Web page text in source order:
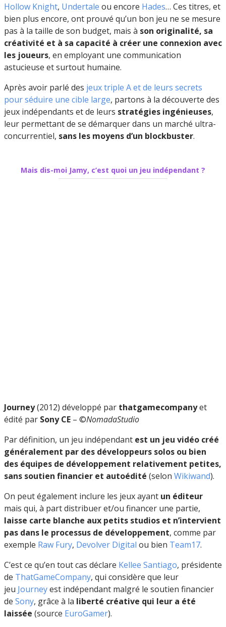
Hollow Knight, Undertale ou encore Hades… Ces titres, et
bien plus encore, ont prouvé qu’un bon jeu ne se mesure
pas à la taille de son budget, mais à son originalité, sa
créativité et à sa capacité à créer une connexion avec
les joueurs, en employant une communication
astucieuse et surtout humaine.
Après avoir parlé des jeux triple A et de leurs secrets
pour séduire une cible large, partons à la découverte des
jeux indépendants et de leurs stratégies ingénieuses,
leur permettant de se démarquer dans un marché ultra-
concurrentiel, sans les moyens d’un blockbuster.
Mais dis-moi Jamy, c’est quoi un jeu indépendant ?
Journey(2012) développé par thatgamecompanyet
édité par Sony CE – ©NomadaStudio
Par définition, un jeu indépendant est un jeu vidéo créé
généralement par des développeurs solos ou bien
des équipes de développement relativement petites,
sans soutien financier et autoédité (selon Wikiwand).
On peut également inclure les jeux ayant un éditeur
mais qui, à part distribuer et/ou financer une partie,
laisse carte blanche aux petits studios et n’intervient
pas dans le processus de développement, comme par
exemple Raw Fury, Devolver Digital ou bien Team17.
C’est ce qu’en tout cas déclare Kellee Santiago, présidente
de ThatGameCompany, qui considère que leur
jeu Journeyest indépendant malgré le soutien financier
de Sony, grâce à la liberté créative qui leur a été
laissée (source EuroGamer).